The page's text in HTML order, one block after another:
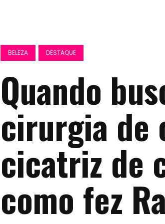
BELEZA DESTAQUE
Quando
cirurgia de
cicatriz de
como fez